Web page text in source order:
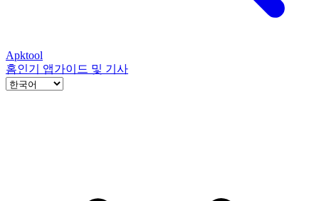
Apktool
홈인기 앱가이드 및 기사